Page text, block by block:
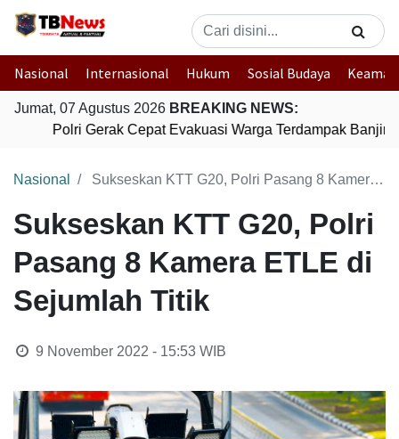
Nasional Internasional Hukum Sosial Budaya
Jumat, 07 Agustus 2026 BREAKING NEWS:
Polri Gerak Cepat Evakuasi Warga Terdampak Banjir
Nasional Sukseskan KTT G20, Polri Pasang 8 Kamera ETLE di Sejumlah Titik
Sukseskan KTT G20, Polri
Pasang 8 Kamera ETLE di
Sejumlah Titik
9 November 2022 - 15:53WIB